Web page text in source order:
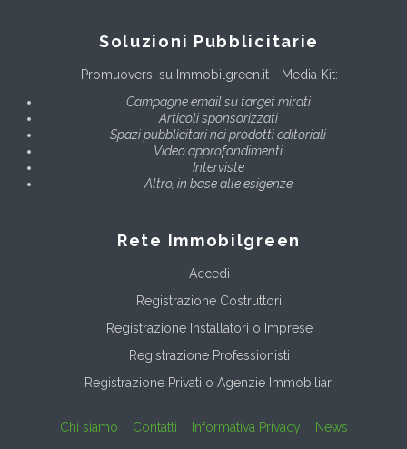
Soluzioni Pubblicitarie
Promuoversi su Immobilgreen.it - Media Kit:
Campagne email su target mirati
Articoli sponsorizzati
Spazi pubblicitari nei prodotti editoriali
Video approfondimenti
Interviste
Altro, in base alle esigenze
Rete Immobilgreen
Accedi
Registrazione Costruttori
Registrazione Installatori o Imprese
Registrazione Professionisti
Registrazione Privati o Agenzie Immobiliari
Chi siamo Contatti Informativa Privacy News